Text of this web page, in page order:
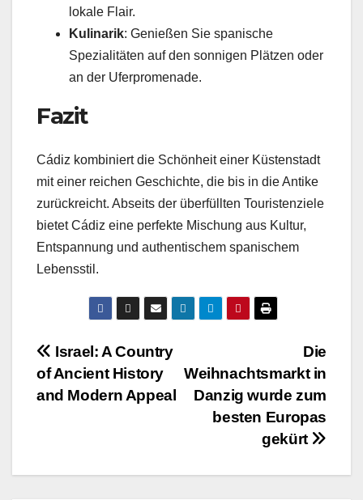
lokale Flair.
Kulinarik: Genießen Sie spanische
Spezialitäten auf den sonnigen Plätzen oder
an der Uferpromenade.
Fazit
Cádiz kombiniert die Schönheit einer Küstenstadt
mit einer reichen Geschichte, die bis in die Antike
zurückreicht. Abseits der überfüllten Touristenziele
bietet Cádiz eine perfekte Mischung aus Kultur,
Entspannung und authentischem spanischem
Lebensstil.
Beitragsnavigation
Die
Weihnachtsmarkt in
Danzig wurde zum
besten Europas
gekürt
Israel: A Country
of Ancient History
and Modern Appeal